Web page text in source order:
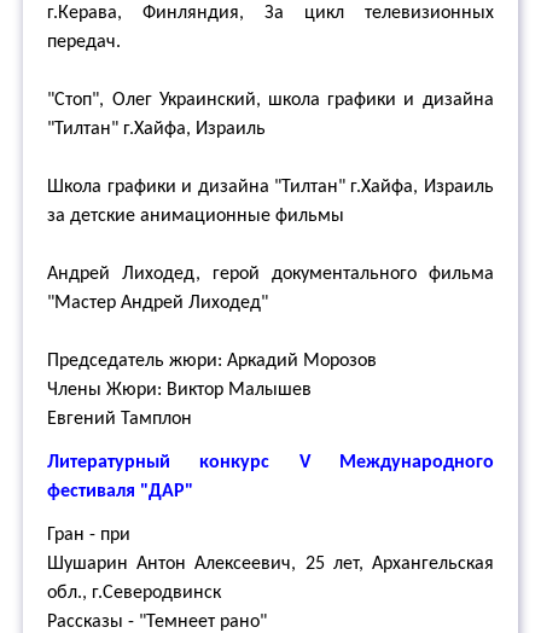
г.Керава, Финляндия, За цикл телевизионных
передач.
"Стоп", Олег Украинский, школа графики и дизайна
"Тилтан" г.Хайфа, Израиль
Школа графики и дизайна "Тилтан" г.Хайфа, Израиль
за детские анимационные фильмы
Андрей Лиходед, герой документального фильма
"Мастер Андрей Лиходед"
Председатель жюри: Аркадий Морозов
Члены Жюри: Виктор Малышев
Евгений Тамплон
Литературный конкурс V Международного
фестиваля "ДАР"
Гран - при
Шушарин Антон Алексеевич, 25 лет, Архангельская
обл., г.Северодвинск
Рассказы - "Темнеет рано"